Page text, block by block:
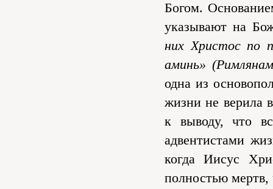
Богом.
указывают на
них Христос по
аминь»
одна из
жизни не верила
к выводу, что
адвентистами
когда Иисус
полностью